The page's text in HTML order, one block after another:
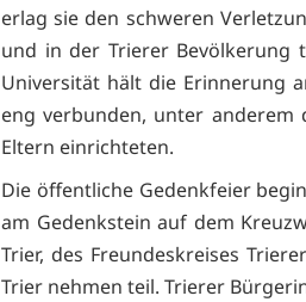
erlag sie den schweren
und in der Trierer Bevölkerung
Universität hält die Erinnerung
eng verbunden, unter anderem
Eltern einrichteten.
Die öffentliche Gedenkfeier
am Gedenkstein auf dem
Trier, des Freundeskreises
Trier nehmen teil. Trierer